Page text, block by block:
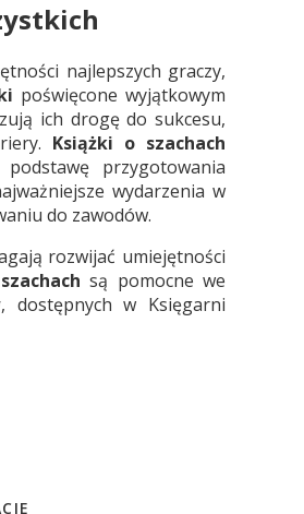
najlepszych graczy,
poświęcone wyjątkowym
ich drogę do sukcesu,
Książki o szachach
przygotowania
wydarzenia w
do zawodów.
rozwijać umiejętności
są pomocne we
, dostępnych w Księgarni